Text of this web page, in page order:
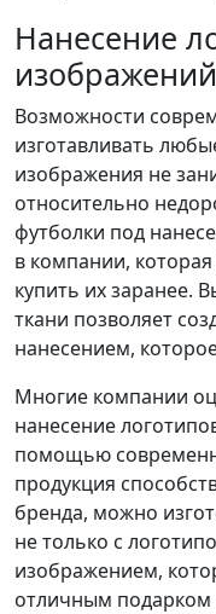
Нанесение
Возможности
изготавливать
изображения не
относительно
футболки под
в компании,
купить их заранее.
ткани позволяет
нанесением,
Многие компании
нанесение
помощью
продукция
бренда, можно
не только с
изображением,
отличным